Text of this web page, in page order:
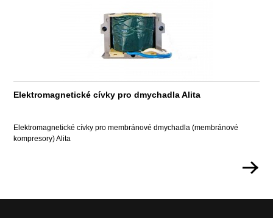
Elektromagnetické cívky pro dmychadla Alita
Elektromagnetické cívky pro membránové dmychadla (membránové
kompresory) Alita